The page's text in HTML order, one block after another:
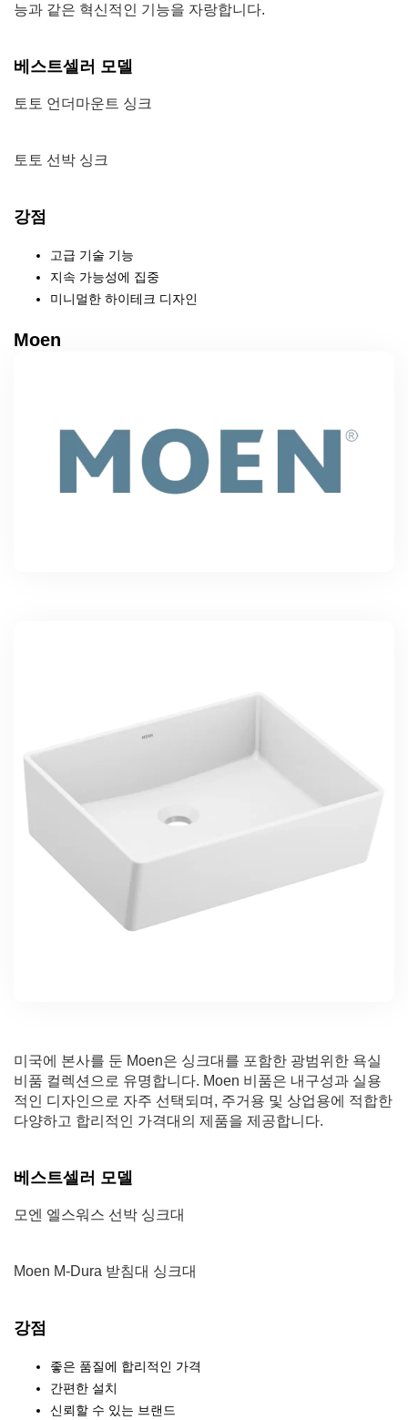
능과 같은 혁신적인 기능을 자랑합니다.
베스트셀러 모델
토토 언더마운트 싱크
토토 선박 싱크
강점
고급 기술 기능
지속 가능성에 집중
미니멀한 하이테크 디자인
Moen
미국에 본사를 둔 Moen은 싱크대를 포함한 광범위한 욕실
비품 컬렉션으로 유명합니다. Moen 비품은 내구성과 실용
적인 디자인으로 자주 선택되며, 주거용 및 상업용에 적합한
다양하고 합리적인 가격대의 제품을 제공합니다.
베스트셀러 모델
모엔 엘스워스 선박 싱크대
Moen M-Dura 받침대 싱크대
강점
좋은 품질에 합리적인 가격
간편한 설치
신뢰할 수 있는 브랜드